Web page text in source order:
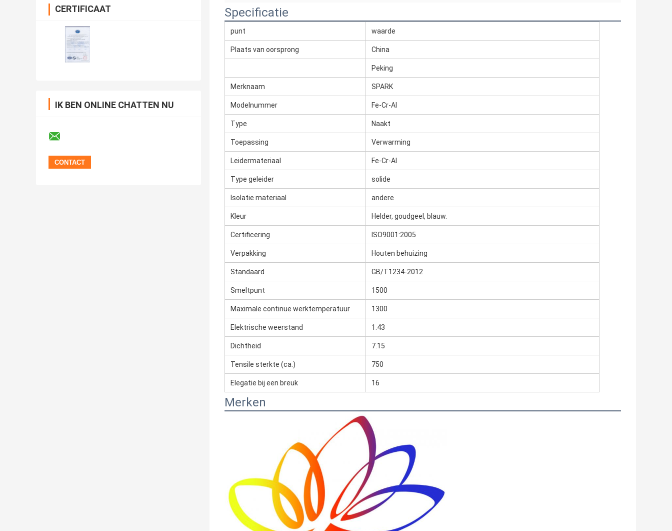
CERTIFICAAT
IK BEN ONLINE CHATTEN NU
Specificatie
punt waarde
Plaats van oorsprong China
Peking
Merknaam SPARK
Modelnummer Fe-Cr-Al
Type Naakt
Toepassing Verwarming
Leidermateriaal Fe-Cr-Al
Type geleider solide
Isolatie materiaal andere
Kleur Helder, goudgeel, blauw.
Certificering ISO9001:2005
Verpakking Houten behuizing
Standaard GB/T1234-2012
Smeltpunt 1500
Maximale continue werktemperatuur 1300
Elektrische weerstand 1.43
Dichtheid 7.15
Tensile sterkte (ca.) 750
Elegatie bij een breuk 16
Merken